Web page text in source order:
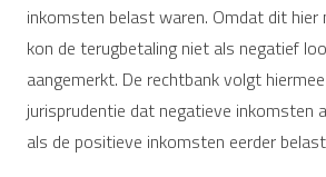
inkomsten belast waren. Omdat dit
kon de terugbetaling niet als negatief
aangemerkt. De rechtbank volgt
jurisprudentie dat negatieve inkomsten
als de positieve inkomsten eerder